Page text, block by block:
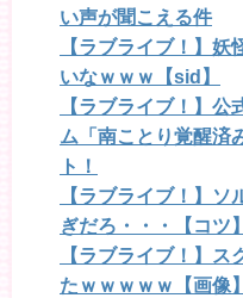
い声が聞こえる件
【ラブライブ！】
いなｗｗｗ【sid】
【ラブライブ！】
ム「南ことり覚醒済
ト！
【ラブライブ！】
ぎだろ・・・【コツ】
【ラブライブ！】
たｗｗｗｗｗ【画像】